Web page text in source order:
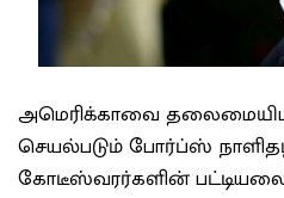
அமெரிக்காவை
செயல்படும் போர்ப்ஸ்
கோடீஸ்வரர்களின் பட்டியலை